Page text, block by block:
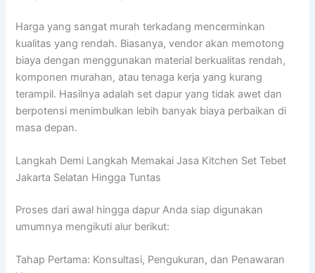
Harga yang sangat murah terkadang mencerminkan
kualitas yang rendah. Biasanya, vendor akan memotong
biaya dengan menggunakan material berkualitas rendah,
komponen murahan, atau tenaga kerja yang kurang
terampil. Hasilnya adalah set dapur yang tidak awet dan
berpotensi menimbulkan lebih banyak biaya perbaikan di
masa depan.
Langkah Demi Langkah Memakai Jasa Kitchen Set Tebet
Jakarta Selatan Hingga Tuntas
Proses dari awal hingga dapur Anda siap digunakan
umumnya mengikuti alur berikut:
Tahap Pertama: Konsultasi, Pengukuran, dan Penawaran